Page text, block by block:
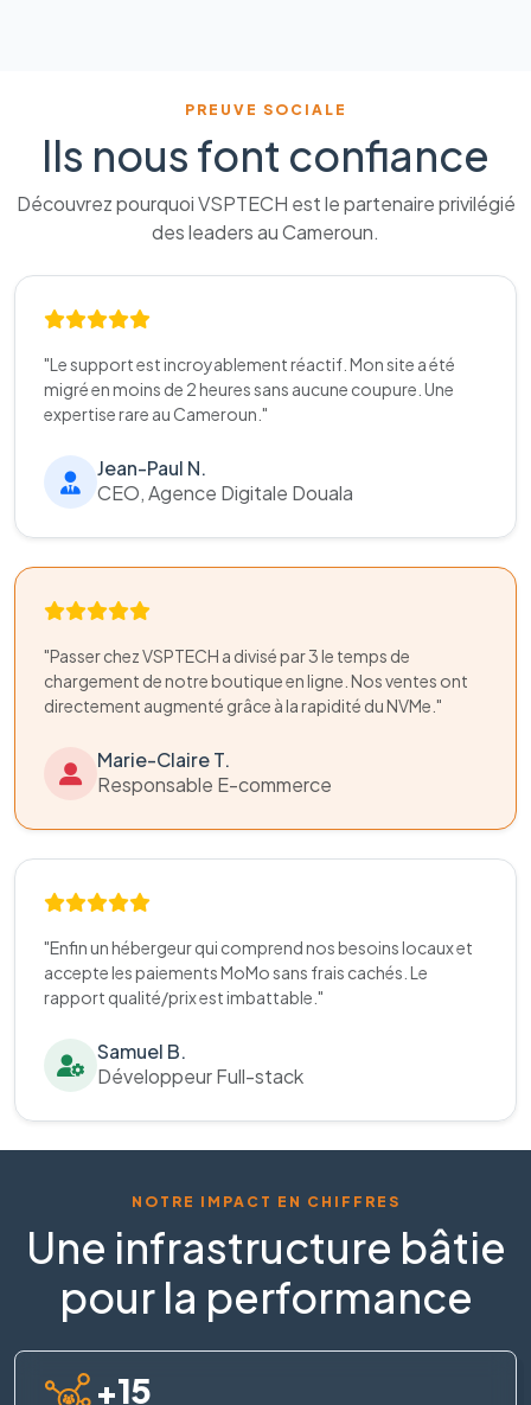
PREUVE SOCIALE
Ils nous font confiance
Découvrez pourquoi VSPTECH est le partenaire privilégié
des leaders au Cameroun.
"Le support est incroyablement réactif. Mon site a été
migré en moins de 2 heures sans aucune coupure. Une
expertise rare au Cameroun."
Jean-Paul N.
CEO, Agence Digitale Douala
"Passer chez VSPTECH a divisé par 3 le temps de
chargement de notre boutique en ligne. Nos ventes ont
directement augmenté grâce à la rapidité du NVMe."
Marie-Claire T.
Responsable E-commerce
"Enfin un hébergeur qui comprend nos besoins locaux et
accepte les paiements MoMo sans frais cachés. Le
rapport qualité/prix est imbattable."
Samuel B.
Développeur Full-stack
NOTRE IMPACT EN CHIFFRES
Une infrastructure bâtie
pour la performance
+15